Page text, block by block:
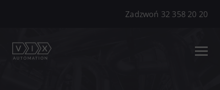
Zadzwoń 32 358 20 20